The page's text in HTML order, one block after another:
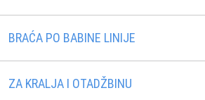
BRAĆA PO BABINE LINIJE
ZA KRALJA I OTADŽBINU